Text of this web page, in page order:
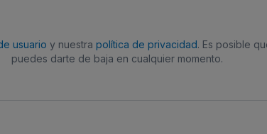
usuario y nuestra política de privacidad. Es posible
puedes darte de baja en cualquier momento.